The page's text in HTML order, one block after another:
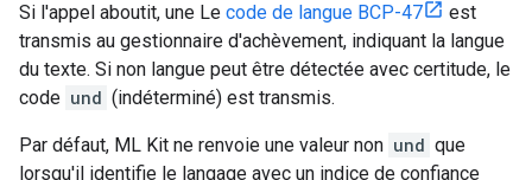
Si l'appel aboutit, une Le code de langue BCP-47
est
transmis au gestionnaire d'achèvement, indiquant la langue
du texte. Si non langue peut être détectée avec certitude, le
code und (indéterminé) est transmis.
Par défaut, ML Kit ne renvoie une valeur non und que
lorsqu'il identifie le langage avec un indice de confiance